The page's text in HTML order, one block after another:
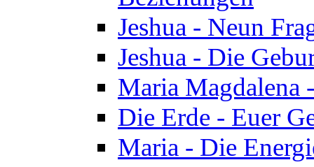
Jeshua - Neun
Jeshua - Die
Maria Magdalena
Die Erde - Euer
Maria - Die